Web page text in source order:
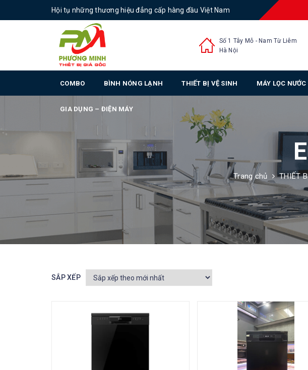
Hội tụ những thương hiệu đẳng cấp hàng đầu Việt Nam
Số 1 Tây Mỗ - Nam Từ Liêm
Hà Nội
COMBO BÌNH NÓNG LẠNH THIẾT BỊ VỆ SINH MÁY LỌC NƯỚC
GIA DỤNG – ĐIỆN MÁY
Trang chủ THIẾT
SẮP XẾP